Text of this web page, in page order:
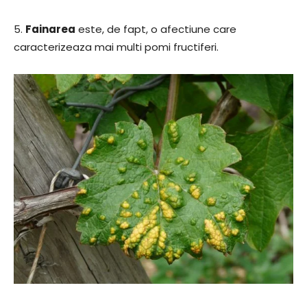
5. Fainarea este, de fapt, o afectiune care
caracterizeaza mai multi pomi fructiferi.